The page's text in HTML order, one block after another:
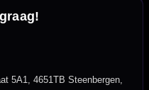
5A1, 4651TB Steenbergen,